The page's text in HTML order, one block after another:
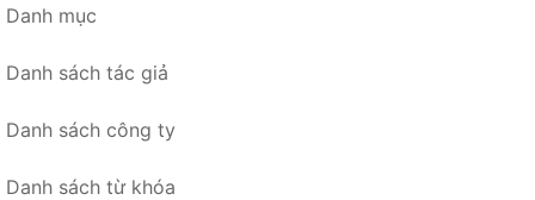
Danh mục
Danh sách tác giả
Danh sách công ty
Danh sách từ khóa